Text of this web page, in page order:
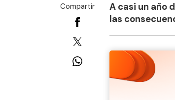
Compartir
A casi un año
las